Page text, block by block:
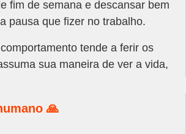
fim de semana e descansar bem
pausa que fizer no trabalho.
tende a ferir os
sua maneira de ver a vida,
🙏